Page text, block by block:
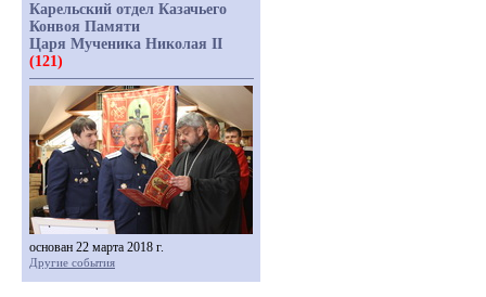
Карельский отдел Казачьего
Конвоя Памяти
Царя Мученика Николая II
(121)
основан 22 марта 2018 г.
Другие события